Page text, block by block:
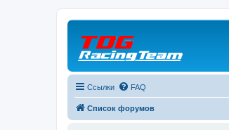
Ссылки FAQ
Список форумов